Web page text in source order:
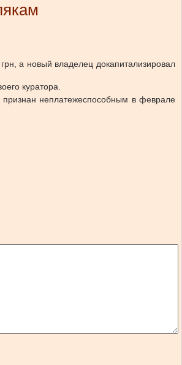
а новый владелец докапитализировал
куратора.
признан неплатежеспособным в феврале